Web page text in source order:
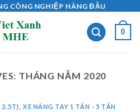
CÔNG NGHIỆP HÀNG ĐẦU
0
THÁNG NĂM 2020
2.5T) ,XE NÂNG TAY 1 TẤN - 5 TẤN